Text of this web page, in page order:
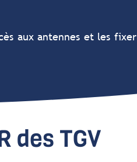
aux antennes et les fixer
des TGV